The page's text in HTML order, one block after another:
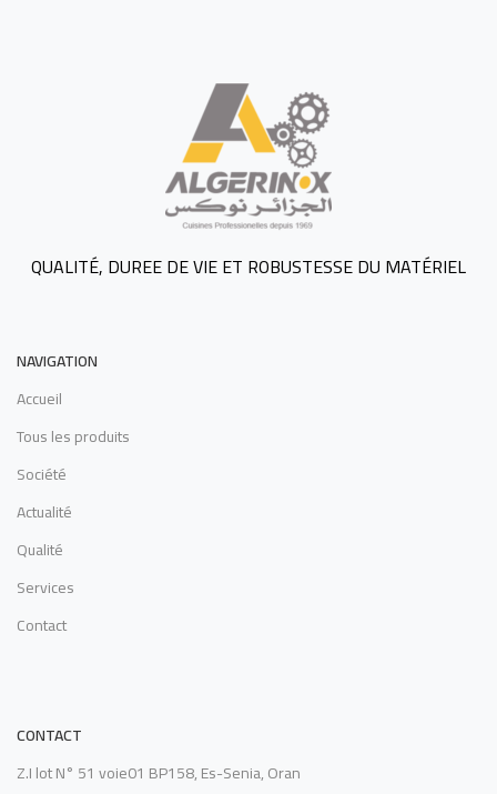
QUALITÉ, DUREE DE VIE ET ROBUSTESSE DU MATÉRIEL
NAVIGATION
Accueil
Tous les produits
Société
Actualité
Qualité
Services
Contact
CONTACT
Z.I lot N° 51 voie01 BP158, Es-Senia, Oran